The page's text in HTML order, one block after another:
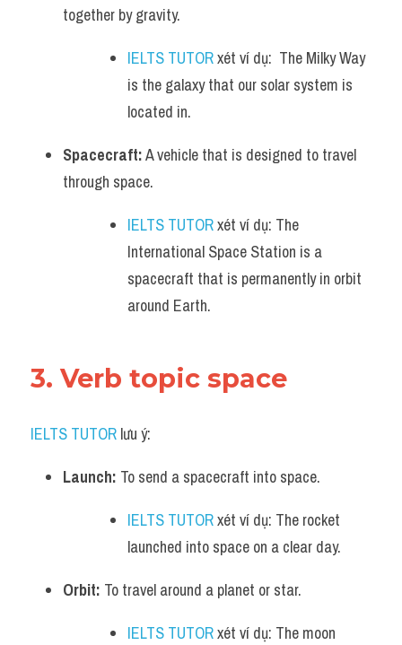
together by gravity.
IELTS TUTOR xét ví dụ:  The Milky Way
is the galaxy that our solar system is
located in.
Spacecraft: A vehicle that is designed to travel
through space.
IELTS TUTOR xét ví dụ: The
International Space Station is a
spacecraft that is permanently in orbit
around Earth.
3. Verb topic space
IELTS TUTOR lưu ý:
Launch: To send a spacecraft into space.
IELTS TUTOR xét ví dụ: The rocket
launched into space on a clear day.
Orbit: To travel around a planet or star.
IELTS TUTOR xét ví dụ: The moon